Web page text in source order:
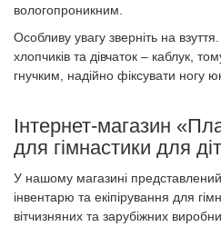
вологопроникним.
Особливу увагу зверніть на
хлопчиків та дівчаток – каблук,
гнучким, надійно фіксувати ногу
Інтернет-магазин
для гімнастики для
У нашому магазині
інвентарю та екіпірування для
вітчизняних та зарубіжних